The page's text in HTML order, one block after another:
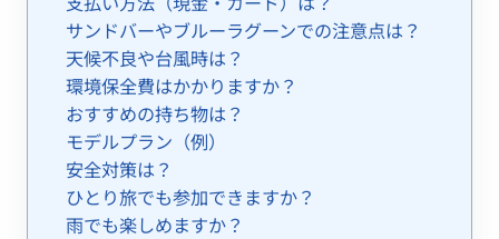
サンドバーやブルーラグーンでの注意点は？
天候不良や台風時は？
環境保全費はかかりますか？
おすすめの持ち物は？
モデルプラン（例）
安全対策は？
ひとり旅でも参加できますか？
雨でも楽しめますか？